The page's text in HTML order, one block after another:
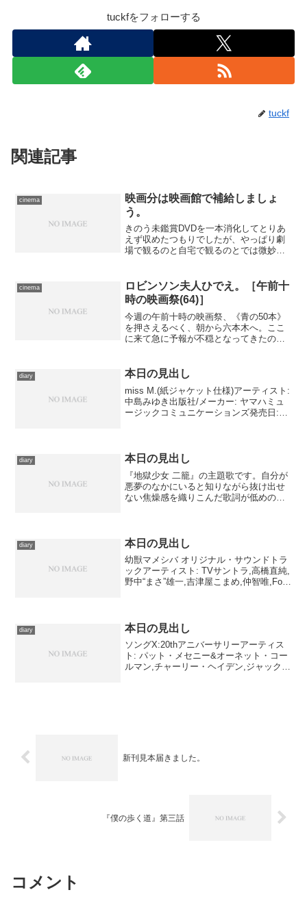
tuckfをフォローする
tuckf
関連記事
cinema
映画分は映画館で補給しましょ
う。
きのう未鑑賞DVDを一本消化してとりあ
えず収めたつもりでしたが、やっぱり劇
場で観るのと自宅で観るのとでは微妙に
なるのは間違いなく、金曜日までに行か
なきゃいけないならさっ...
cinema
ロビンソン夫人ひでえ。［午前十
時の映画祭(64)］
今週の午前十時の映画祭、《青の50本》
を押さえるべく、朝から六本木へ。ここ
に来て急に予報が不穏となってきたの
――フリーパス最後の１週間にスパート
をかけるつもりだったのに、...
diary 本日の見出し
miss M.(紙ジャケット仕様)アーティスト:
中島みゆき出版社/メーカー: ヤマハミュ
ージックコミュニケーションズ発売日:
diary 本日の見出し
『地獄少女 二籠』の主題歌です。自分が
悪夢のなかにいると知りながら抜け出せ
ない焦燥感を織りこんだ歌詞が低めの声
勿体ない。
diary 本日の見出し
幼獣マメシバ オリジナル・サウンドトラ
ックアーティスト: TVサントラ,高橋直純,
野中“まさ”雄一,吉津屋こまめ,仲智唯,FoU
diary 本日の見出し
ソングX:20thアニバーサリーアーティス
ト: パット・メセニー&オーネット・コー
ルマン,チャーリー・ヘイデン,ジャック・
新刊見本届きました。
『僕の歩く道』第三話
コメント